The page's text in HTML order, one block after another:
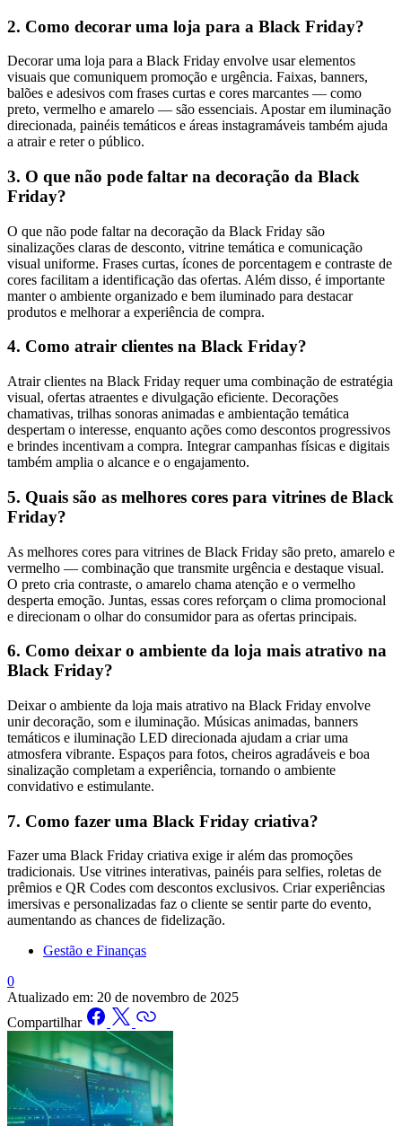
2. Como decorar uma loja para a Black Friday?
Decorar uma loja para a Black Friday envolve usar elementos
visuais que comuniquem promoção e urgência. Faixas, banners,
balões e adesivos com frases curtas e cores marcantes — como
preto, vermelho e amarelo — são essenciais. Apostar em iluminação
direcionada, painéis temáticos e áreas instagramáveis também ajuda
a atrair e reter o público.
3. O que não pode faltar na decoração da Black
Friday?
O que não pode faltar na decoração da Black Friday são
sinalizações claras de desconto, vitrine temática e comunicação
visual uniforme. Frases curtas, ícones de porcentagem e contraste de
cores facilitam a identificação das ofertas. Além disso, é importante
manter o ambiente organizado e bem iluminado para destacar
produtos e melhorar a experiência de compra.
4. Como atrair clientes na Black Friday?
Atrair clientes na Black Friday requer uma combinação de estratégia
visual, ofertas atraentes e divulgação eficiente. Decorações
chamativas, trilhas sonoras animadas e ambientação temática
despertam o interesse, enquanto ações como descontos progressivos
e brindes incentivam a compra. Integrar campanhas físicas e digitais
também amplia o alcance e o engajamento.
5. Quais são as melhores cores para vitrines de Black
Friday?
As melhores cores para vitrines de Black Friday são preto, amarelo e
vermelho — combinação que transmite urgência e destaque visual.
O preto cria contraste, o amarelo chama atenção e o vermelho
desperta emoção. Juntas, essas cores reforçam o clima promocional
e direcionam o olhar do consumidor para as ofertas principais.
6. Como deixar o ambiente da loja mais atrativo na
Black Friday?
Deixar o ambiente da loja mais atrativo na Black Friday envolve
unir decoração, som e iluminação. Músicas animadas, banners
temáticos e iluminação LED direcionada ajudam a criar uma
atmosfera vibrante. Espaços para fotos, cheiros agradáveis e boa
sinalização completam a experiência, tornando o ambiente
convidativo e estimulante.
7. Como fazer uma Black Friday criativa?
Fazer uma Black Friday criativa exige ir além das promoções
tradicionais. Use vitrines interativas, painéis para selfies, roletas de
prêmios e QR Codes com descontos exclusivos. Criar experiências
imersivas e personalizadas faz o cliente se sentir parte do evento,
aumentando as chances de fidelização.
Gestão e Finanças
0
Atualizado em: 20 de novembro de 2025
Compartilhar